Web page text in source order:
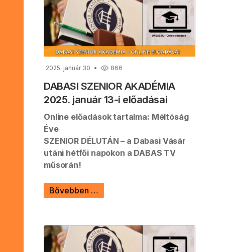
2025. január 30 866
DABASI SZENIOR AKADÉMIA
2025. január 13-i előadásai
Online előadások tartalma: Méltóság
Éve
SZENIOR DÉLUTÁN – a Dabasi Vásár
utáni hétfői napokon a DABAS TV
műsorán!
Bővebben …